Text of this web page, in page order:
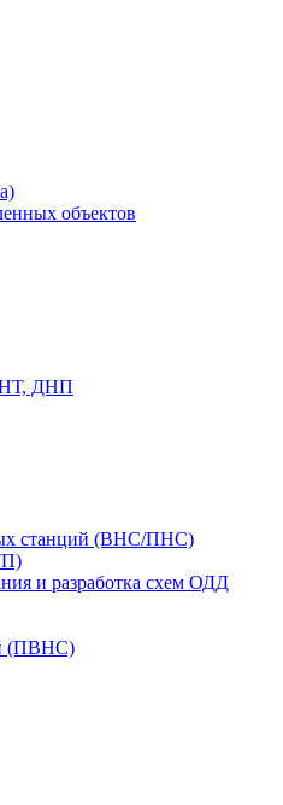
объектов
ДНП
станций (ВНС/ПНС)
и разработка схем ОДД
(ПВНС)